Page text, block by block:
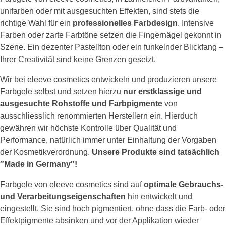
unifarben oder mit ausgesuchten Effekten, sind stets die
richtige Wahl für ein professionelles Farbdesign. Intensive
Farben oder zarte Farbtöne setzen die Fingernägel gekonnt in
Szene. Ein dezenter Pastellton oder ein funkelnder Blickfang –
Ihrer Creativität sind keine Grenzen gesetzt.
Wir bei eleeve cosmetics entwickeln und produzieren unsere
Farbgele selbst und setzen hierzu nur erstklassige und
ausgesuchte Rohstoffe und Farbpigmente von
ausschliesslich renommierten Herstellern ein. Hierduch
gewähren wir höchste Kontrolle über Qualität und
Performance, natürlich immer unter Einhaltung der Vorgaben
der Kosmetikverordnung. Unsere Produkte sind tatsächlich
″Made in Germany″!
Farbgele von eleeve cosmetics sind aufoptimale Gebrauchs-
und Verarbeitungseigenschaften hin entwickelt und
eingestellt. Sie sind hoch pigmentiert, ohne dass die Farb- oder
Effektpigmente absinken und vor der Applikation wieder